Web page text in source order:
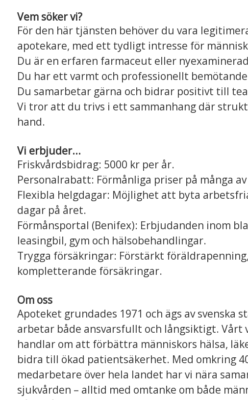
Vem söker vi?
För den här tjänsten behöver du vara
apotekare, med ett tydligt intresse för
Du är en erfaren farmaceut eller
Du har ett varmt och professionellt
Du samarbetar gärna och bidrar positivt till
Vi tror att du trivs i ett sammanhang där
hand.
Vi erbjuder...
Friskvårdsbidrag: 5000 kr per år.
Personalrabatt: Förmånliga priser på många
Flexibla helgdagar: Möjlighet att byta
dagar på året.
Förmånsportal (Benifex): Erbjudanden inom
leasingbil, gym och hälsobehandlingar.
Trygga försäkringar: Förstärkt
kompletterande försäkringar.
Om oss
Apoteket grundades 1971 och ägs av svenska
arbetar både ansvarsfullt och långsiktigt. Vårt
handlar om att förbättra människors hälsa,
bidra till ökad patientsäkerhet. Med omkring
medarbetare över hela landet har vi nära
sjukvården – alltid med omtanke om både